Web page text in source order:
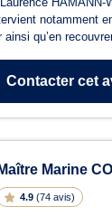
notamment
ainsi qu’en
de la famille, Maître
dans votre ...
Contactercet
Maître Marine
4.9 (74 avis)